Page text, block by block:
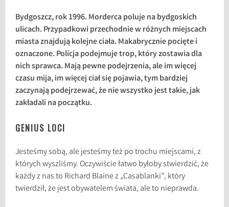
Bydgoszcz, rok 1996. Morderca poluje na bydgoskich
ulicach. Przypadkowi przechodnie w różnych miejscach
miasta znajdują kolejne ciała. Makabrycznie pocięte i
oznaczone. Policja podejmuje trop, który zostawia dla
nich sprawca. Mają pewne podejrzenia, ale im więcej
czasu mija, im więcej ciał się pojawia, tym bardziej
zaczynają podejrzewać, że nie wszystko jest takie, jak
zakładali na początku.
GENIUS LOCI
Jesteśmy sobą, ale jesteśmy też po trochu miejscami, z
których wyszliśmy. Oczywiście łatwo byłoby stwierdzić, że
każdy z nas to Richard Blaine z „Casablanki”, który
twierdził, że jest obywatelem świata, ale to nieprawda.